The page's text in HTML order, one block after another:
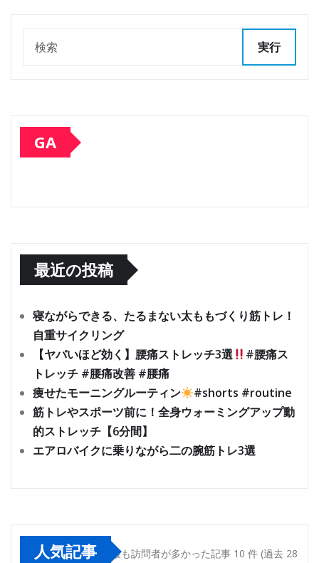
実行
GA
最近の投稿
寝ながらできる、たるまない太ももづくり筋トレ！
自重サイクリング
【ヤバいほど効く】腰痛ストレッチ3選
#腰痛ス
トレッチ #腰痛改善 #腰痛
痩せたモーニングルーティン
#shorts #routine
筋トレやスポーツ前に！全身ウォーミングアップ動
的ストレッチ【6分間】
エアロバイクに乗りながら二の腕筋トレ3選
人気記事 最も訪問者が多かった記事 10 件 (過去 28